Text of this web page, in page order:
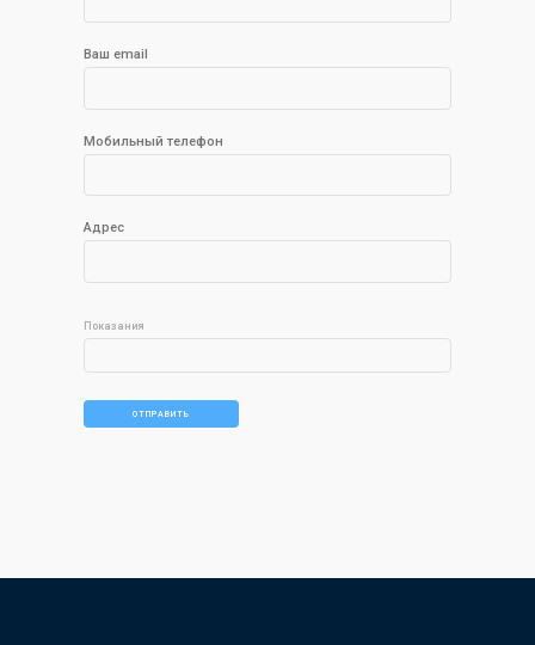
Ваш email
Мобильный телефон
Адрес
Показания